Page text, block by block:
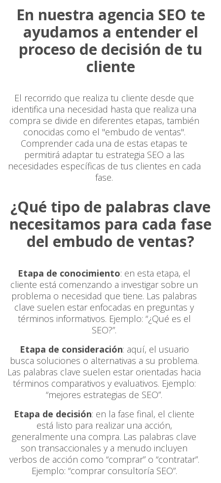
En nuestra agencia SEO te
ayudamos a entender el
proceso de decisión de tu
cliente
El recorrido que realiza tu cliente desde que
identifica una necesidad hasta que realiza una
compra se divide en diferentes etapas, también
conocidas como el "embudo de ventas".
Comprender cada una de estas etapas te
permitirá adaptar tu estrategia SEO a las
necesidades específicas de tus clientes en cada
fase.
¿Qué tipo de palabras clave
necesitamos para cada fase
del embudo de ventas?
Etapa de conocimiento: en esta etapa, el
cliente está comenzando a investigar sobre un
problema o necesidad que tiene. Las palabras
clave suelen estar enfocadas en preguntas y
términos informativos. Ejemplo: “¿Qué es el
SEO?”.
Etapa de consideración: aquí, el usuario
busca soluciones o alternativas a su problema.
Las palabras clave suelen estar orientadas hacia
términos comparativos y evaluativos. Ejemplo:
“mejores estrategias de SEO”.
Etapa de decisión: en la fase final, el cliente
está listo para realizar una acción,
generalmente una compra. Las palabras clave
son transaccionales y a menudo incluyen
verbos de acción como “comprar” o “contratar”.
Ejemplo: “comprar consultoría SEO”.